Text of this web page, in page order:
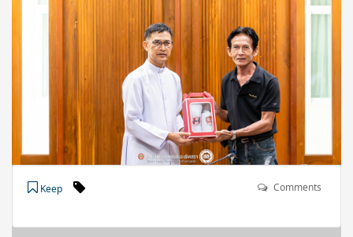
Keep Comments